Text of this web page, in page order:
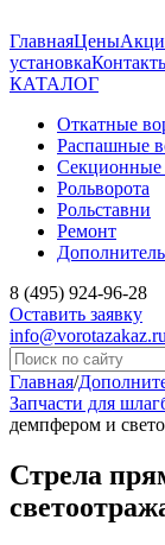
ГлавнаяЦены
установка
КАТАЛОГ
Откатные
Распашные
Секционные
Рольворота
Рольставни
Ремонт
8 (495) 924-96-28
Оставить заявку
info@vorotazakaz.ru
Главная/
Запчасти для
демпфером и
Стрела